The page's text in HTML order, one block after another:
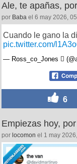
Ale, te apañas,
por Baba el 6 may 2026,
Cuando le gano la
pic.twitter.com/
— Ross_co_Jones 
6
Empiezas hoy,
por locomon el 1 may